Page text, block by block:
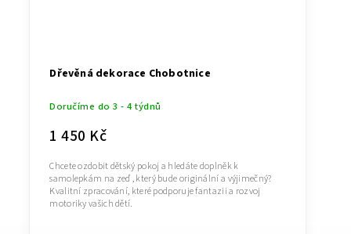
Dřevěná dekorace Chobotnice
Doručíme do 3 - 4 týdnů
1 450 Kč
Chcete ozdobit dětský pokoj a hledáte doplněk k
samolepkám na zeď , který bude originální a výjimečný?
Kvalitní zpracování, které podporuje fantazii a rozvoj
motoriky vašich dětí.